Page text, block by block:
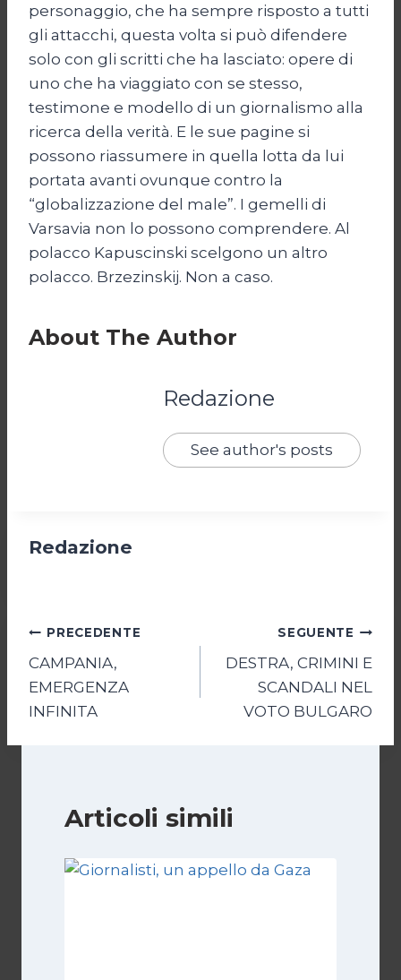
personaggio, che ha sempre risposto a tutti
gli attacchi, questa volta si può difendere
solo con gli scritti che ha lasciato: opere di
uno che ha viaggiato con se stesso,
testimone e modello di un giornalismo alla
ricerca della verità. E le sue pagine si
possono riassumere in quella lotta da lui
portata avanti ovunque contro la
“globalizzazione del male”. I gemelli di
Varsavia non lo possono comprendere. Al
polacco Kapuscinski scelgono un altro
polacco. Brzezinskij. Non a caso.
About The Author
Redazione
See author's posts
Redazione
Navigazione
articoli
PRECEDENTE
CAMPANIA,
EMERGENZA
INFINITA
SEGUENTE
DESTRA, CRIMINI E
SCANDALI NEL
VOTO BULGARO
Articoli simili